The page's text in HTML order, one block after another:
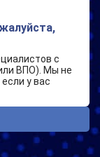
с
ВПО). Мы не
у вас